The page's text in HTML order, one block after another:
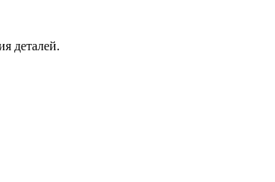
деталей.